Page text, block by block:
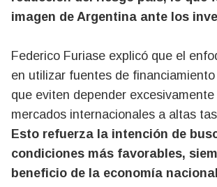
imagen de Argentina ante los
Federico Furiase explicó que el
en utilizar fuentes de
que eviten depender
mercados internacionales a altas
Esto refuerza la intención de
condiciones más favorables,
beneficio de la economía